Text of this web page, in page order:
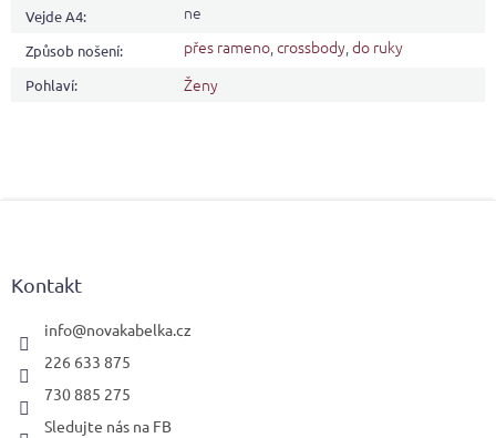
Vejde A4: ne
Způsob nošení: přes rameno,crossbody,do ruky
Pohlaví: Ženy
Kontakt
info@novakabelka.cz
226 633 875
730 885 275
Sledujte nás na FB